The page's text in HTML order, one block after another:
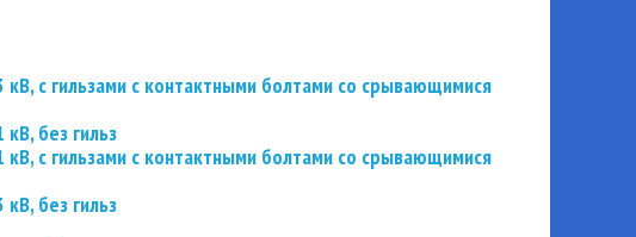
кВ, с гильзами с контактными болтами со срывающимися
без гильз
кВ, с гильзами с контактными болтами со срывающимися
без гильз